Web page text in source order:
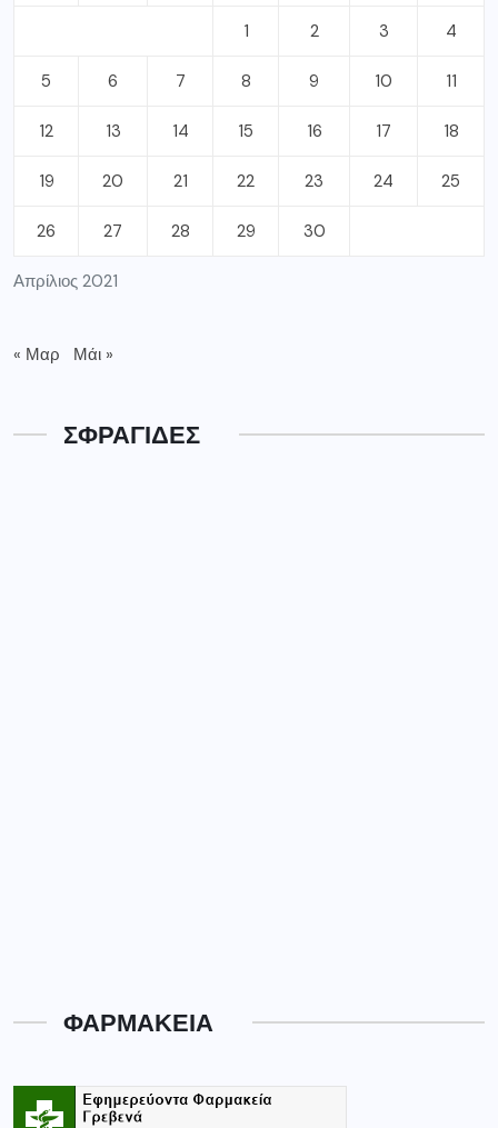
Απρίλιος 2021
1 2 3 4
5 6 7 8 9 10 11
12 13 14 15 16 17 18
19 20 21 22 23 24 25
26 27 28 29 30
« Μαρ Μάι »
ΣΦΡΑΓΙΔΕΣ
ΦΑΡΜΑΚΕΙΑ